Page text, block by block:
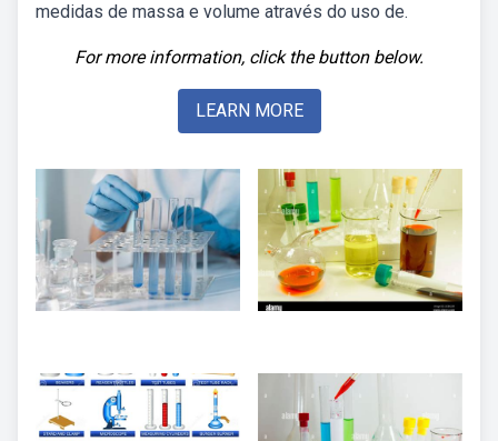
medidas de massa e volume através do uso de.
For more information, click the button below.
LEARN MORE